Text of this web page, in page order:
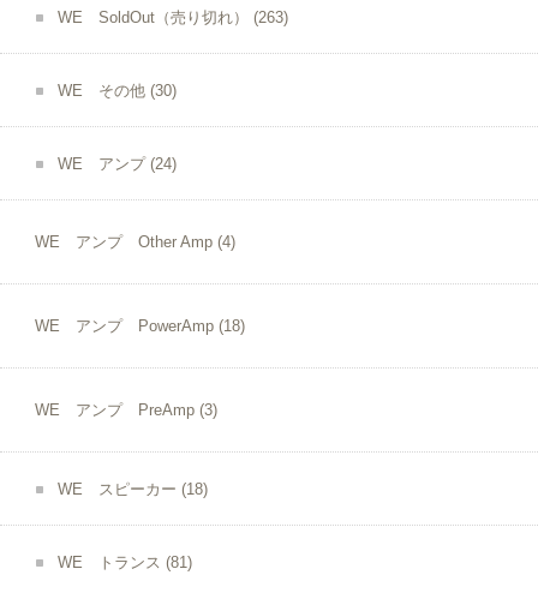
WE SoldOut（売り切れ） (263)
WE その他 (30)
WE アンプ (24)
WE アンプ Other Amp (4)
WE アンプ PowerAmp (18)
WE アンプ PreAmp (3)
WE スピーカー (18)
WE トランス (81)